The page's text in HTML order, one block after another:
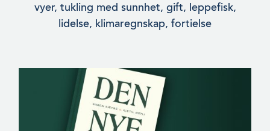
vyer, tukling med sunnhet, gift, leppefisk,
lidelse, klimaregnskap, fortielse